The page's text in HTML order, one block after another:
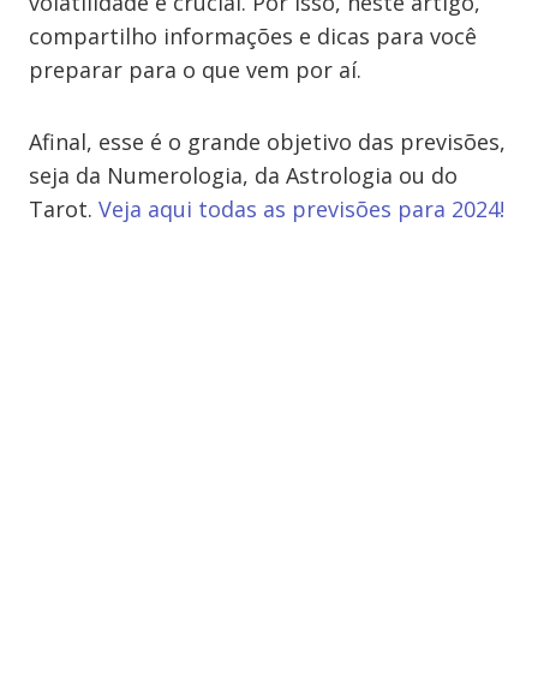
compartilho informações e dicas para você
preparar para o que vem por aí.
Afinal, esse é o grande objetivo das previsões,
seja da Numerologia, da Astrologia ou do
Tarot. Veja aqui todas as previsões para 2024!